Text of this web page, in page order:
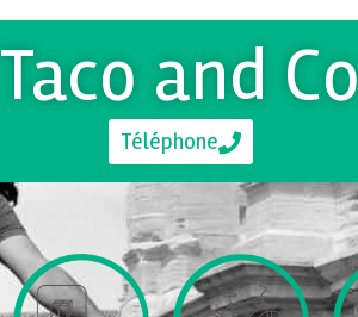
Taco and Co
Téléphone